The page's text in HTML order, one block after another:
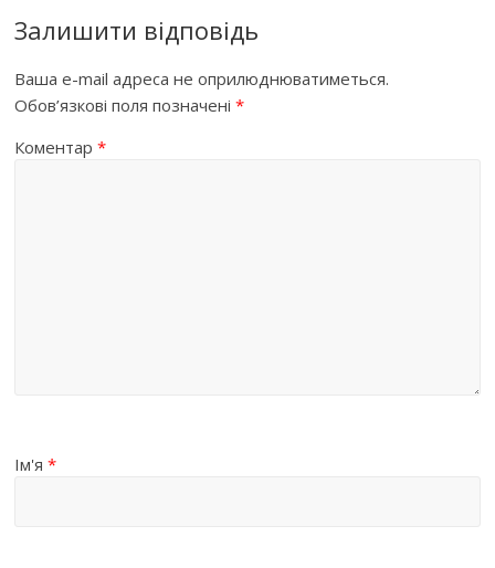
Залишити відповідь
Ваша e-mail адреса не оприлюднюватиметься.
Обов’язкові поля позначені*
Коментар*
Ім'я*